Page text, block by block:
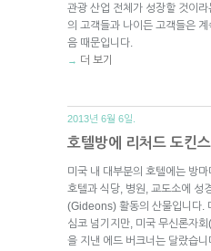
관광 산업 전체가 성장할 것이
의 고객들과 나이든 고객들은
음 때문입니다.
→ 더 보기
2013년 6월 6일.
호텔방에 리처드 도킨
미국 내 대부분의 호텔에는 방
호텔과 식당, 병원, 교도소에 성
(Gideons) 활동의 산물입니다.
심코 넘기지만, 미국 무신론자
을 지낸 에드 버크너는 달랐습